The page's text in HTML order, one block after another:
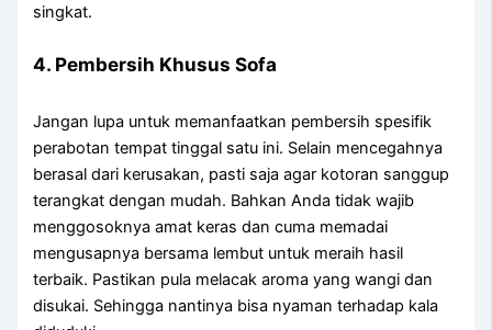
singkat.
4. Pembersih Khusus Sofa
Jangan lupa untuk memanfaatkan pembersih spesifik
perabotan tempat tinggal satu ini. Selain mencegahnya
berasal dari kerusakan, pasti saja agar kotoran sanggup
terangkat dengan mudah. Bahkan Anda tidak wajib
menggosoknya amat keras dan cuma memadai
mengusapnya bersama lembut untuk meraih hasil
terbaik. Pastikan pula melacak aroma yang wangi dan
disukai. Sehingga nantinya bisa nyaman terhadap kala